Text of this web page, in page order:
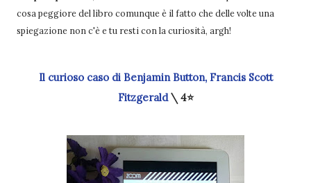
cosa peggiore del libro comunque è il fatto che delle volte una
spiegazione non c'è e tu resti con la curiosità, argh!
Il curioso caso di Benjamin Button, Francis Scott
Fitzgerald\ 4⭐